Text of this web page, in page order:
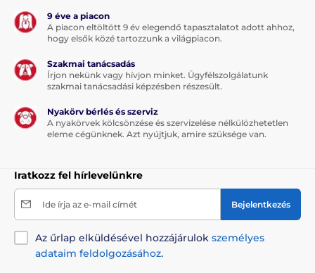
9 éve a piacon
A piacon eltöltött 9 év elegendő tapasztalatot adott ahhoz,
hogy elsők közé tartozzunk a világpiacon.
Szakmai tanácsadás
Írjon nekünk vagy hívjon minket. Ügyfélszolgálatunk
szakmai tanácsadási képzésben részesült.
Nyakörv bérlés és szerviz
A nyakörvek kölcsönzése és szervizelése nélkülözhetetlen
eleme cégünknek. Azt nyújtjuk, amire szüksége van.
Iratkozz fel hírlevelünkre
Ide írja az e-mail címét Bejelentkezés
Az űrlap elküldésével hozzájárulok személyes
adataim feldolgozásához.